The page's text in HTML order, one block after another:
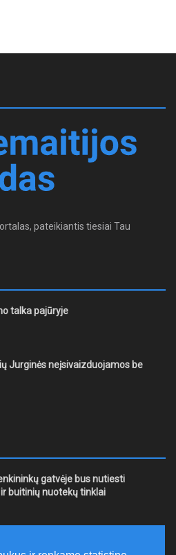
pateikiantis tiesiai Tau
talka pajūryje
Jurginės neįsivaizduojamos be
gatvėje bus nutiesti
buitinių nuotekų tinklai
karines pratybas